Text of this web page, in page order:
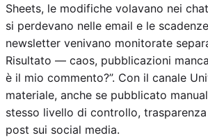
Sheets, le modifiche volavano nei
si perdevano nelle email e le
newsletter venivano monitorate
Risultato — caos, pubblicazioni
è il mio commento?”. Con il canale
materiale, anche se pubblicato
stesso livello di controllo,
post sui social media.